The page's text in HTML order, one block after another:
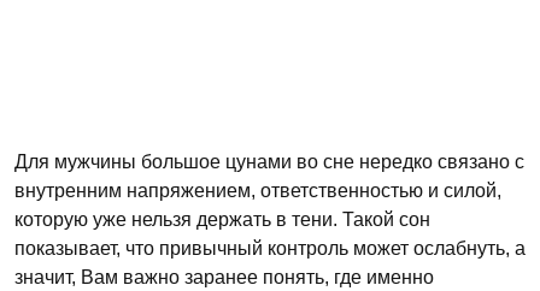
Для мужчины большое цунами во сне нередко связано с
внутренним напряжением, ответственностью и силой,
которую уже нельзя держать в тени. Такой сон
показывает, что привычный контроль может ослабнуть, а
значит, Вам важно заранее понять, где именно